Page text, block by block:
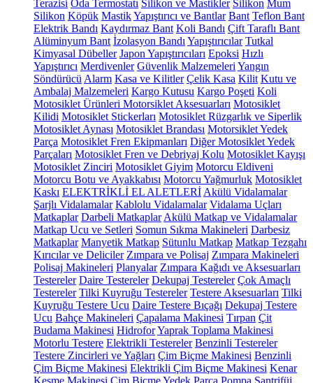
Terazisi Oda Termostatı Silikon ve Mastikler Silikon Mum
Silikon Köpük MastikYapıştırıcı ve Bantlar Bant Teflon Bant
Elektrik Bandı Kaydırmaz Bant Koli Bandı Çift Taraflı Bant
Alüminyum Bant İzolasyon Bandı Yapıştırıcılar Tutkal
Kimyasal Dübeller Japon Yapıştırıcıları Epoksi Hızlı
Yapıştırıcı Merdivenler Güvenlik Malzemeleri Yangın
Söndürücü Alarm Kasa ve Kilitler Çelik Kasa Kilit Kutu ve
Ambalaj Malzemeleri Kargo Kutusu Kargo Poşeti Koli
Motosiklet Ürünleri Motorsiklet Aksesuarları Motosiklet
Kilidi Motosiklet Stickerları Motosiklet Rüzgarlık ve Siperlik
Motosiklet Aynası Motosiklet Brandası Motorsiklet Yedek
Parça Motosiklet Fren Ekipmanları Diğer Motosiklet Yedek
Parçaları Motosiklet Fren ve Debriyaj Kolu Motosiklet Kayışı
Motosiklet Zinciri Motosiklet Giyim Motorcu Eldiveni
Motorcu Botu ve Ayakkabısı Motorcu Yağmurluk Motosiklet
Kaskı ELEKTRİKLİ EL ALETLERİ Akülü Vidalamalar
Şarjlı Vidalamalar Kablolu Vidalamalar Vidalama Uçları
Matkaplar Darbeli Matkaplar Akülü Matkap ve Vidalamalar
Matkap Ucu ve Setleri Somun Sıkma Makineleri Darbesiz
Matkaplar Manyetik Matkap Sütunlu Matkap Matkap Tezgahı
Kırıcılar ve Deliciler Zımpara ve Polisaj Zımpara Makineleri
Polisaj Makineleri Planyalar Zımpara Kağıdı ve Aksesuarları
Testereler Daire Testereler Dekupaj Testereler Çok Amaçlı
Testereler Tilki Kuyruğu Testereler Testere Aksesuarları Tilki
Kuyruğu Testere Ucu Daire Testere Bıçağı Dekupaj Testere
Ucu Bahçe Makineleri Çapalama Makinesi Tırpan Çit
Budama Makinesi HidroforYaprak Toplama Makinesi
Motorlu Testere Elektrikli Testereler Benzinli Testereler
Testere Zincirleri ve Yağları Çim Biçme Makinesi Benzinli
Çim Biçme Makinesi Elektrikli Çim Biçme Makinesi Kenar
Kesme Makinesi Çim Biçme Yedek Parça Pompa Santrifüj